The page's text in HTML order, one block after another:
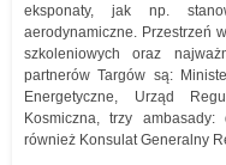
eksponaty, jak np.
aerodynamiczne. Przestrzeń
szkoleniowych oraz
partnerów Targów są:
Energetyczne, Urząd
Kosmiczna, trzy
również Konsulat Generalny